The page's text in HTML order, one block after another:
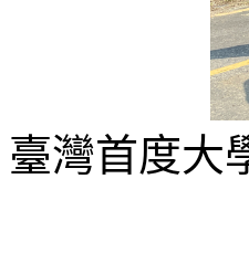
臺灣首度大